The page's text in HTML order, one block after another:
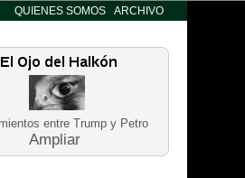
QUIENES SOMOS ARCHIVO
entre Trump y Petro
Ampliar